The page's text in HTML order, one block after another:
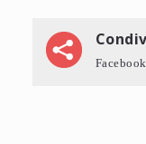
Facebook